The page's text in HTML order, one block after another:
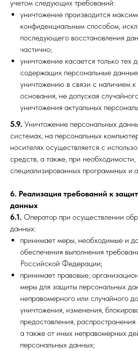
учетом следующих требований:
уничтожение производится
конфиденциальным способом,
последующего восстановления
частично;
уничтожение касается только тех
содержащих персональные
уничтожению в связи с наличием к
основания, не допуская
уничтожения актуальных
5.9. Уничтожение персональных
системах, на персональных
носителях осуществляется с
средств, а также, при
специализированных программных и
6. Реализация требований к
данных
6.1. Оператор при осуществлении
данных:
принимает меры, необходимые и
обеспечения выполнения
Российской Федерации;
принимает правовые,
меры для защиты персональных
неправомерного или случайного
уничтожения, изменения,
предоставления,
а также от иных неправомерных
персональных данных;